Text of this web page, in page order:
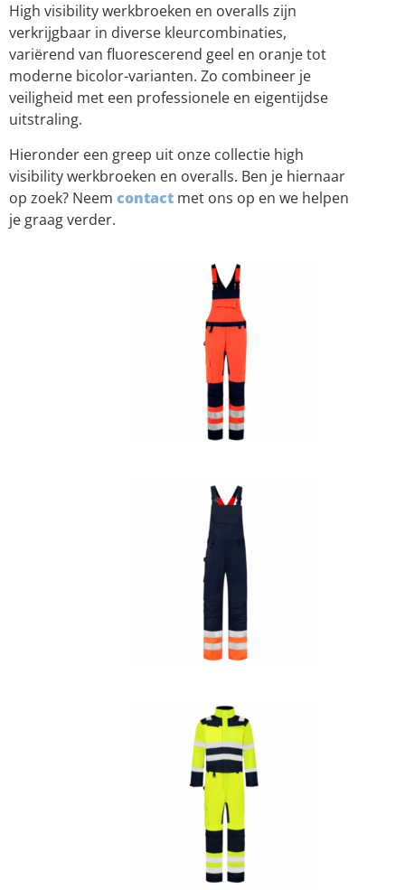
High visibility werkbroeken en overalls zijn
verkrijgbaar in diverse kleurcombinaties,
variërend van fluorescerend geel en oranje tot
moderne bicolor-varianten. Zo combineer je
veiligheid met een professionele en eigentijdse
uitstraling.
Hieronder een greep uit onze collectie high
visibility werkbroeken en overalls. Ben je hiernaar
op zoek? Neem contact met ons op en we helpen
je graag verder.